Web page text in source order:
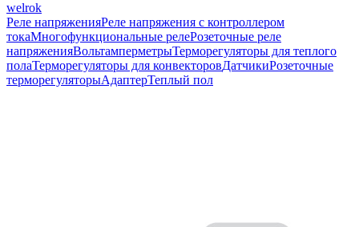
welrok
Реле напряженияРеле напряжения с контроллером
токаМногофункциональные релеРозеточные реле
напряженияВольтамперметрыТерморегуляторы для теплого
полаТерморегуляторы для конвекторовДатчикиРозеточные
терморегуляторыАдаптерТеплый пол